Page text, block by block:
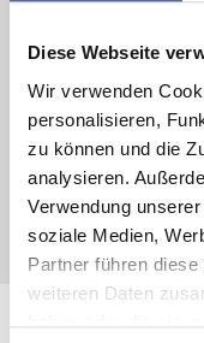
Diese Webseite
Wir verwenden
personalisieren,
zu können und die
analysieren.
Verwendung
soziale Medien,
Partner führen
weiteren Daten
haben oder die sie
Hinweis: Sie können
an info@hegerich-
* Pflichtfelder